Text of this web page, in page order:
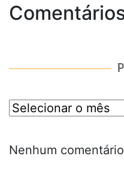
posts
Nenhum